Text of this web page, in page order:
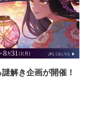
解き企画が開催！